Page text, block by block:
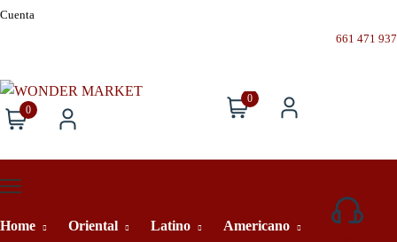
Cuenta
661 471 937
0
0
Home Oriental Latino Americano